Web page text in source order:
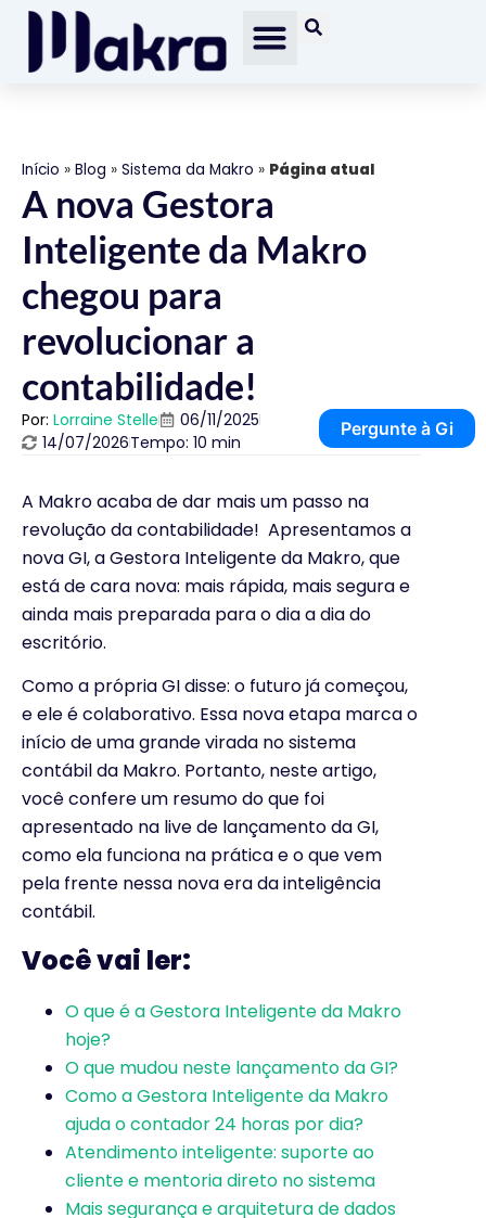
Início » Blog » Sistema da Makro » Página atual
A nova Gestora
Inteligente da Makro
chegou para
revolucionar a
contabilidade!
Por: Lorraine Stelle
06/11/2025
14/07/2026Tempo: 10 min
Pergunte à Gi
A Makro acaba de dar mais um passo na
revolução da contabilidade! Apresentamos a
nova GI, a Gestora Inteligente da Makro, que
está de cara nova: mais rápida, mais segura e
ainda mais preparada para o dia a dia do
escritório.
Como a própria GI disse: o futuro já começou,
e ele é colaborativo. Essa nova etapa marca o
início de uma grande virada no sistema
contábil da Makro. Portanto, neste artigo,
você confere um resumo do que foi
apresentado na live de lançamento da GI,
como ela funciona na prática e o que vem
pela frente nessa nova era da inteligência
contábil.
Você vai ler:
O que é a Gestora Inteligente da Makro
hoje?
O que mudou neste lançamento da GI?
Como a Gestora Inteligente da Makro
ajuda o contador 24 horas por dia?
Atendimento inteligente: suporte ao
cliente e mentoria direto no sistema
Mais segurança e arquitetura de dados